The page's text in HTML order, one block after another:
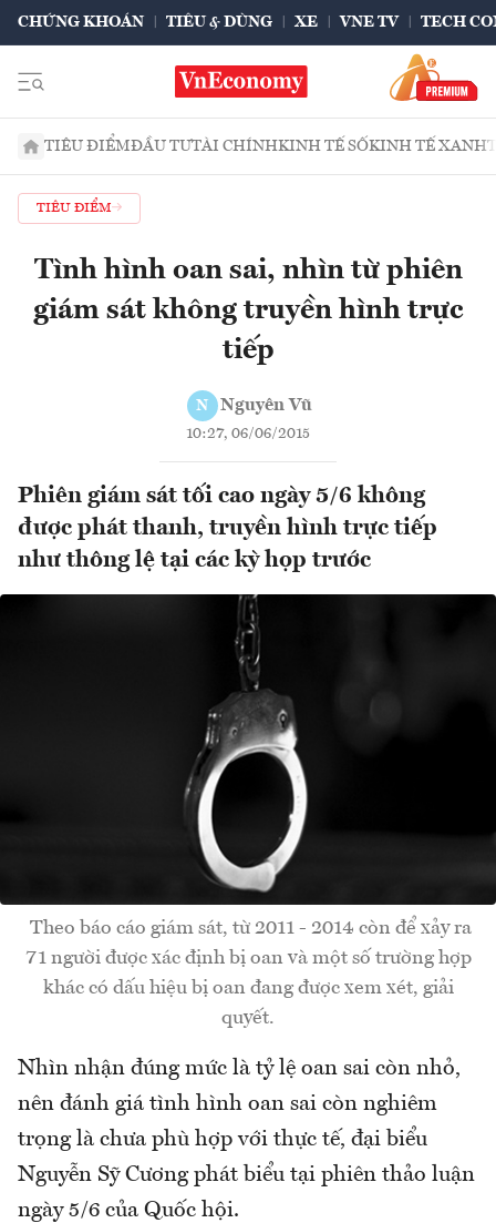
CHỨNG KHOÁN TIÊU & DÙNG XE VNE TV TECH
TIÊU ĐIỂMĐẦU TƯTÀI CHÍNHKINH TẾ SỐKINH TẾ XANH
TIÊU ĐIỂM
Tình hình oan sai, nhìn từ phiên
giám sát không truyền hình trực
tiếp
N Nguyên Vũ
10:27, 06/06/2015
Phiên giám sát tối cao ngày 5/6 không
được phát thanh, truyền hình trực tiếp
như thông lệ tại các kỳ họp trước
Theo báo cáo giám sát, từ 2011 - 2014 còn để xảy ra
71 người được xác định bị oan và một số trường hợp
khác có dấu hiệu bị oan đang được xem xét, giải
quyết.
Nhìn nhận đúng mức là tỷ lệ oan sai còn nhỏ,
nên đánh giá tình hình oan sai còn nghiêm
trọng là chưa phù hợp với thực tế, đại biểu
Nguyễn Sỹ Cương phát biểu tại phiên thảo luận
ngày 5/6 của Quốc hội.